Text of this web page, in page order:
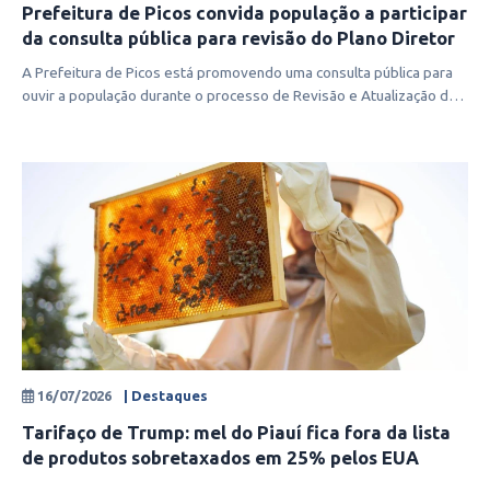
Prefeitura de Picos convida população a participar
da consulta pública para revisão do Plano Diretor
A Prefeitura de Picos está promovendo uma consulta pública para
ouvir a população durante o processo de Revisão e Atualização do
16/07/2026 | Destaques
Tarifaço de Trump: mel do Piauí fica fora da lista
de produtos sobretaxados em 25% pelos EUA